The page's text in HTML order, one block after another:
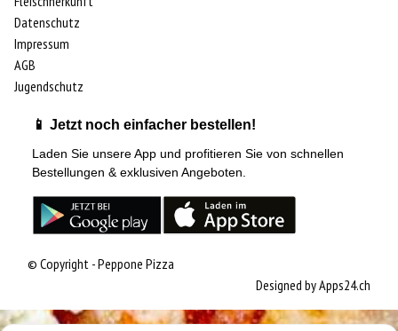
Datenschutz
Impressum
AGB
Jugendschutz
📱 Jetzt noch einfacher bestellen!
Laden Sie unsere App und profitieren Sie von schnellen
Bestellungen & exklusiven Angeboten.
© Copyright - Peppone Pizza
Designed byApps24.ch